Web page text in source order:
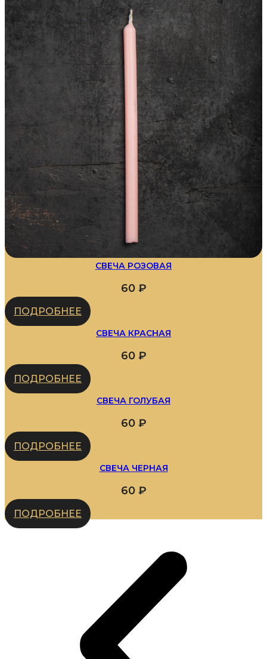
СВЕЧА РОЗОВАЯ
60 ₽
ПОДРОБНЕЕ
СВЕЧА КРАСНАЯ
60 ₽
ПОДРОБНЕЕ
СВЕЧА ГОЛУБАЯ
60 ₽
ПОДРОБНЕЕ
СВЕЧА ЧЕРНАЯ
60 ₽
ПОДРОБНЕЕ